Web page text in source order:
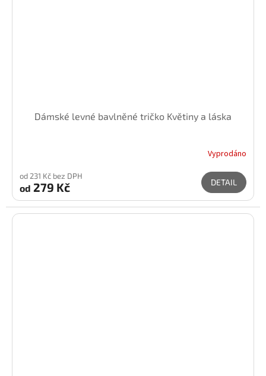
Dámské levné bavlněné tričko Květiny a láska
Vyprodáno
od 231 Kč bez DPH
od 279 Kč DETAIL